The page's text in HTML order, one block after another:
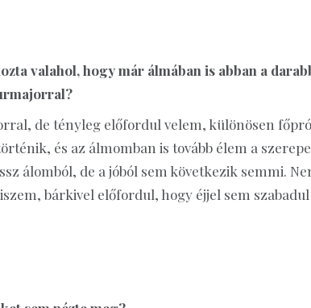
valahol, hogy már álmában is abban a
de tényleg előfordul velem, különösen
és az álmomban is tovább élem a
álomból, de a jóból sem következik semmi.
bárkivel előfordul, hogy éjjel sem